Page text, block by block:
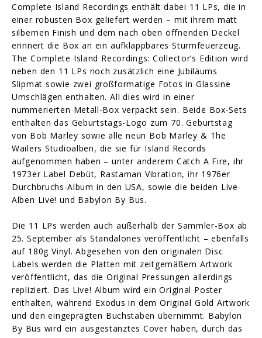
Complete Island Recordings enthält dabei 11 LPs, die in
einer robusten Box geliefert werden – mit ihrem matt
silbernen Finish und dem nach oben öffnenden Deckel
erinnert die Box an ein aufklappbares Sturmfeuerzeug.
The Complete Island Recordings: Collector’s Edition wird
neben den 11 LPs noch zusätzlich eine Jubiläums
Slipmat sowie zwei großformatige Fotos in Glassine
Umschlägen enthalten. All dies wird in einer
nummerierten Metall-Box verpackt sein. Beide Box-Sets
enthalten das Geburtstags-Logo zum 70. Geburtstag
von Bob Marley sowie alle neun Bob Marley & The
Wailers Studioalben, die sie für Island Records
aufgenommen haben – unter anderem Catch A Fire, ihr
1973er Label Debüt, Rastaman Vibration, ihr 1976er
Durchbruchs-Album in den USA, sowie die beiden Live-
Alben Live! und Babylon By Bus.
Die 11 LPs werden auch außerhalb der Sammler-Box ab
25. September als Standalones veröffentlicht – ebenfalls
auf 180g Vinyl. Abgesehen von den originalen Disc
Labels werden die Platten mit zeitgemäßem Artwork
veröffentlicht, das die Original Pressungen allerdings
repliziert. Das Live! Album wird ein Original Poster
enthalten, während Exodus in dem Original Gold Artwork
und den eingeprägten Buchstaben übernimmt. Babylon
By Bus wird ein ausgestanztes Cover haben, durch das